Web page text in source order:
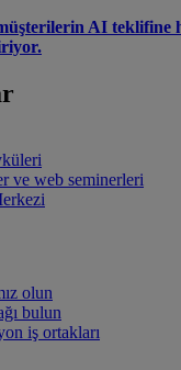
AI teklifine
ve web seminerleri
olun
bulun
iş ortakları